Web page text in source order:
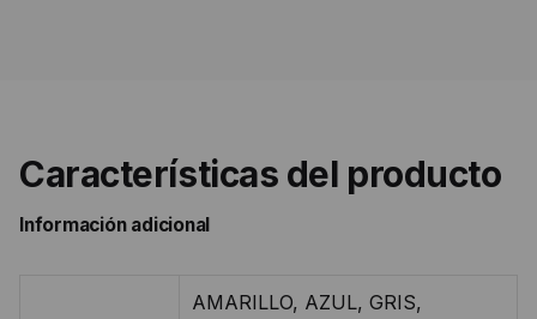
Características del producto
Información adicional
AMARILLO, AZUL, GRIS,